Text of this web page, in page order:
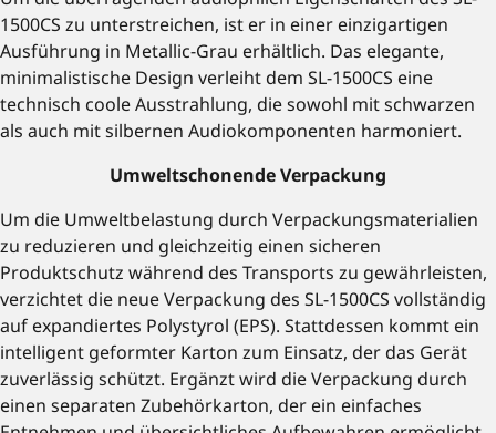
1500CS zu unterstreichen, ist er in einer einzigartigen
Ausführung in Metallic-Grau erhältlich. Das elegante,
minimalistische Design verleiht dem SL-1500CS eine
technisch coole Ausstrahlung, die sowohl mit schwarzen
als auch mit silbernen Audiokomponenten harmoniert.
Umweltschonende Verpackung
Um die Umweltbelastung durch Verpackungsmaterialien
zu reduzieren und gleichzeitig einen sicheren
Produktschutz während des Transports zu gewährleisten,
verzichtet die neue Verpackung des SL-1500CS vollständig
auf expandiertes Polystyrol (EPS). Stattdessen kommt ein
intelligent geformter Karton zum Einsatz, der das Gerät
zuverlässig schützt. Ergänzt wird die Verpackung durch
einen separaten Zubehörkarton, der ein einfaches